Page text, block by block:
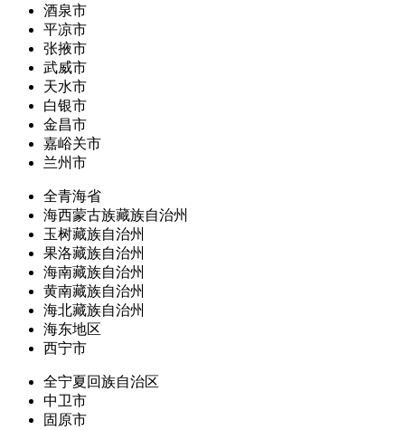
酒泉市
平凉市
张掖市
武威市
天水市
白银市
金昌市
嘉峪关市
兰州市
全青海省
海西蒙古族藏族自治州
玉树藏族自治州
果洛藏族自治州
海南藏族自治州
黄南藏族自治州
海北藏族自治州
海东地区
西宁市
全宁夏回族自治区
中卫市
固原市